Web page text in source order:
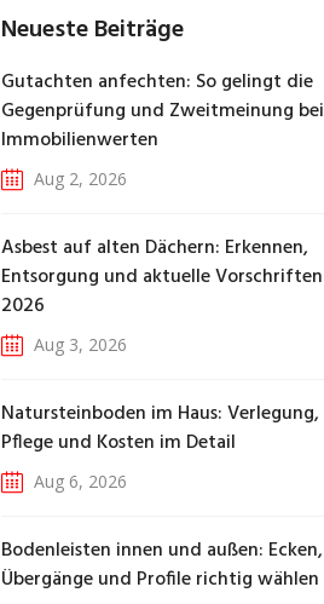
Neueste Beiträge
Gutachten anfechten: So gelingt die
Gegenprüfung und Zweitmeinung bei
Immobilienwerten
Aug 2, 2026
Asbest auf alten Dächern: Erkennen,
Entsorgung und aktuelle Vorschriften
2026
Aug 3, 2026
Natursteinboden im Haus: Verlegung,
Pflege und Kosten im Detail
Aug 6, 2026
Bodenleisten innen und außen: Ecken,
Übergänge und Profile richtig wählen